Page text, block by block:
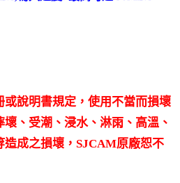
說明書規定，使用不當而損壞
、受潮、浸水、淋雨、高溫、
造成之損壞，SJCAM原廠恕不